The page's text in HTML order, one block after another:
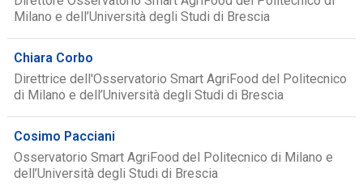
Milano e dell’Università degli Studi di Brescia
Chiara Corbo
Direttrice dell'Osservatorio Smart AgriFood del Politecnico
di Milano e dell’Università degli Studi di Brescia
Cosimo Pacciani
Osservatorio Smart AgriFood del Politecnico di Milano e
dell’Università degli Studi di Brescia